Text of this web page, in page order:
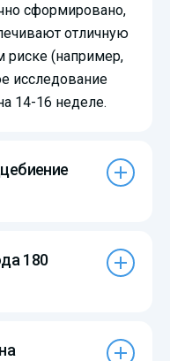
сформировано,
отличную
(например,
исследование
14-16 неделе.
180